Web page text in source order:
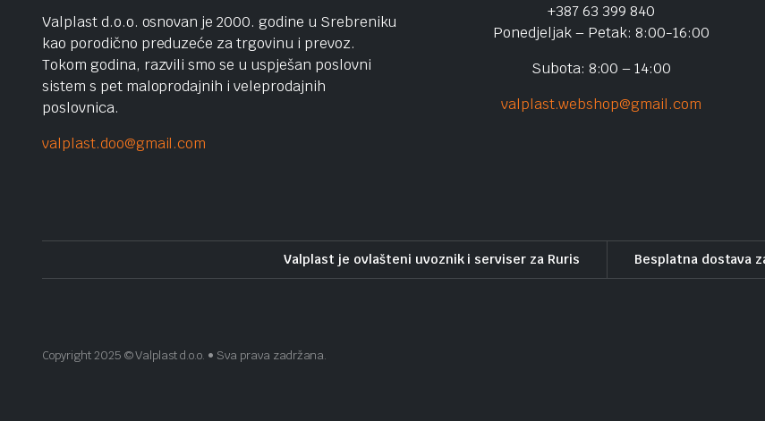
Valplast d.o.o. osnovan je 2000. godine u Srebreniku
kao porodično preduzeće za trgovinu i prevoz.
Tokom godina, razvili smo se u uspješan poslovni
sistem s pet maloprodajnih i veleprodajnih
poslovnica.
valplast.doo@gmail.com
+387 63 399 840
Ponedjeljak – Petak: 8:00-16:00
Subota: 8:00 – 14:00
valplast.webshop@gmail.com
Valplast je ovlašteni uvoznik i serviser za Ruris Besplatna dostava
Copyright 2025 © Valplast d.o.o. • Sva prava zadržana.